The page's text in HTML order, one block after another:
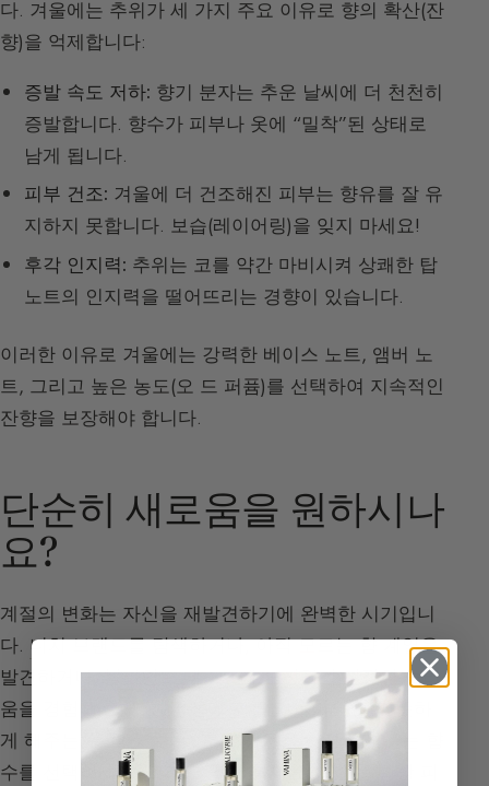
다. 겨울에는 추위가 세 가지 주요 이유로 향의 확산(잔
향)을 억제합니다:
증발 속도 저하: 향기 분자는 추운 날씨에 더 천천히
증발합니다. 향수가 피부나 옷에 “밀착”된 상태로
남게 됩니다.
피부 건조: 겨울에 더 건조해진 피부는 향유를 잘 유
지하지 못합니다. 보습(레이어링)을 잊지 마세요!
후각 인지력: 추위는 코를 약간 마비시켜 상쾌한 탑
노트의 인지력을 떨어뜨리는 경향이 있습니다.
이러한 이유로 겨울에는 강력한 베이스 노트, 앰버 노
트, 그리고 높은 농도(오 드 퍼퓸)를 선택하여 지속적인
잔향을 보장해야 합니다.
단순히 새로움을 원하시나
요?
계절의 변화는 자신을 재발견하기에 완벽한 시기입니
다. 니치 브랜드를 탐색하거나, 아직 모르는 향 계열을
발견하거나,블라인드 테스트에 도전하여 진정한 놀라
움을 경험해 보세요.
감정에 귀를 기울이세요.따뜻하
게 해주는, 활력을 주는, 혹은 마음을 진정시켜 주는 향
수를 선택하세요. 그리고 잊지 마세요: 향수는 항상 피